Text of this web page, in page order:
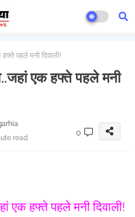
पहले मनी दिवाली!
एक हफ्ते पहले मनी
read
0
एक हफ्ते पहले मनी दिवाली!